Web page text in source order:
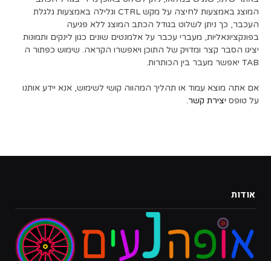
המוצג באמצעות לחיצה על מקש CTRL וגלילה באמצעות גלגלת
העכבר, כך ניתן לשלוט בגודל הכתב המוצג ללא פגיעה
בפונקציונאליות, מעברי עכבר על אלמנטים שונים כגון לינקים ותמונות
יציגו הסבר קצר ומדויק של התוכן ויאפשרו הקראה. שימוש כפתור ה
TAB יאפשר מעבר בין הכותרות.
אם אתה מוצא עמוד או תהליך המהווה קושי לשימוש, אנא יידע אותנו
על טופס יצירת קשר.
אודות